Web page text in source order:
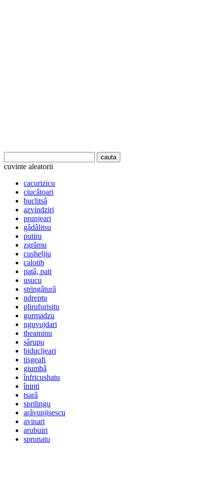
cuvinte aleatorii
cacurizicu
ciucâtoari
buclitsâ
azvindziri
prunjeari
gâdâlitsu
putiru
zgrâmu
cusheljiu
calotih
patâ, pati
usucu
stringâturâ
ndreptu
plirufurisitu
gurmadzu
nguvujdari
theaminu
sârupu
biducljeari
tisgeafi
giumbâ
înfricushatu
îninti
tsarâ
sprilingu
arâvunjisescu
avinari
arubuiri
sprunatu